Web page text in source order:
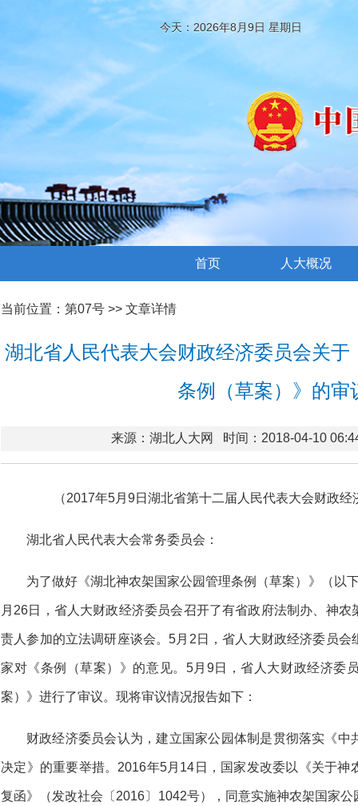
今天：2026年8月9日 星期日
首页 人大概况
当前位置： 第07号 >> 文章详情
湖北省人民代表大会财政经济委员会关
条例（草案）》的审
来源：湖北人大网 时间：2018-04-10
（2017年5月9日湖北省第十二届人民代表大会财政
湖北省人民代表大会常务委员会：
为了做好《湖北神农架国家公园管理条例（草案）》（以
月26日，省人大财政经济委员会召开了有省政府法制办、神
责人参加的立法调研座谈会。5月2日，省人大财政经济委员
家对《条例（草案）》的意见。5月9日，省人大财政经济委
案）》进行了审议。现将审议情况报告如下：
财政经济委员会认为，建立国家公园体制是贯彻落实《
决定》的重要举措。2016年5月14日，国家发改委以《关于
复函》（发改社会〔2016〕1042号），同意实施神农架国家